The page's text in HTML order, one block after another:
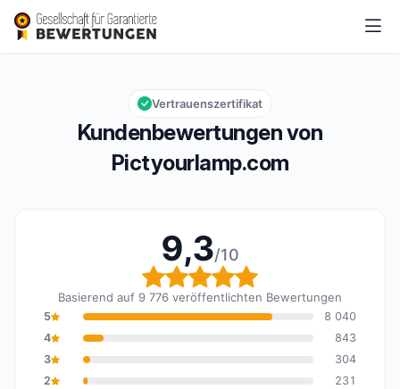
Pictyourlamp.com
Gesamtbewertung: 9,3 von 10
9,3/10
Kundenbewertungen von
Pictyourlamp.com
Vertrauenszertifikat
9,3/10
Gesamtbewertung: 9,3
Basierend auf 9 776 veröffentlichten Bewertungen
5
8 040
4
843
3
304
2
231